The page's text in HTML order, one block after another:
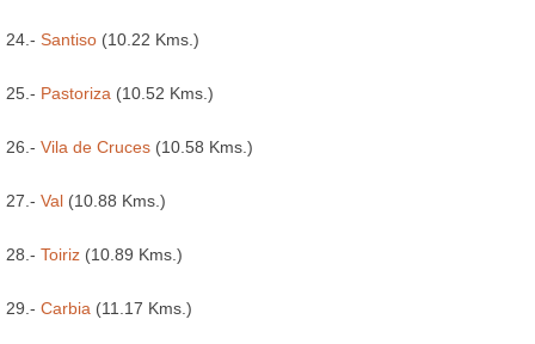
24.- Santiso (10.22 Kms.)
25.- Pastoriza (10.52 Kms.)
26.- Vila de Cruces (10.58 Kms.)
27.- Val (10.88 Kms.)
28.- Toiriz (10.89 Kms.)
29.- Carbia (11.17 Kms.)